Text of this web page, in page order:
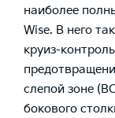
наиболее
Wise. В него
круиз-
слепой зоне
бокового